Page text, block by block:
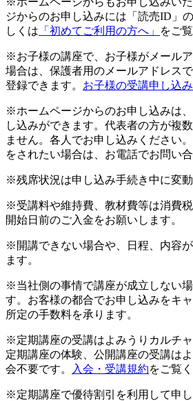
ジからのお申し込みには「読売ID」
しくは 「初めてご利用の方へ」 をご
※お子様の講座で、お子様がメール
場合は、保護者用のメールアドレス
登録できます。 お子様の受講申し込
※ホームページからのお申し込みは
し込みができます。代表者の方が複
ません。各人でお申し込みください
をされたい場合は、お電話でお問い合
※残席状況は申し込み手続き中に変動
※受講料や維持費、教材費等は消費
開始日前のご入金をお願いします。
※開講できない場合や、日程、内容
ます。
※当社側の事情で講座が成立しない
す。お客様の都合でお申し込みをキ
所定の手数料を承ります。
※定期講座の受講はよみうりカルチャ
定期講座の体験、公開講座の受講は
会不要です。
入会・受講規約をご覧
※定期講座で優待割引を利用して申し